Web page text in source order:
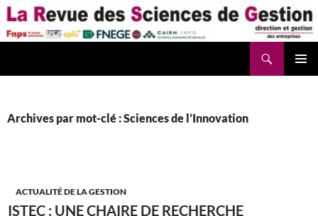
Aller
au
contenu
Archives par mot-clé : Sciences de l’Innovation
ACTUALITÉ DE LA GESTION
ISTEC : UNE CHAIRE DE RECHERCHE